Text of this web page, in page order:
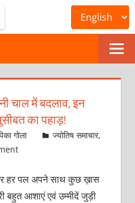
चाल में बदलाव, इन
का पहाड़!
गोला ज्योतिष समाचार,
हर पल अपने साथ कुछ ख़ास
बहुत आशाएं एवं उम्मीदें जुड़ी